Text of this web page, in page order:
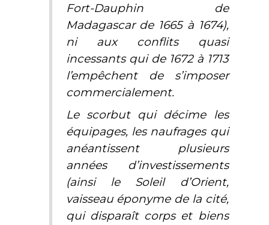
Fort-Dauphin de
Madagascar de 1665 à 1674),
ni aux conflits quasi
incessants qui de 1672 à 1713
l’empêchent de s’imposer
commercialement.
Le scorbut qui décime les
équipages, les naufrages qui
anéantissent plusieurs
années d’investissements
(ainsi le Soleil d’Orient,
vaisseau éponyme de la cité,
qui disparaît corps et biens